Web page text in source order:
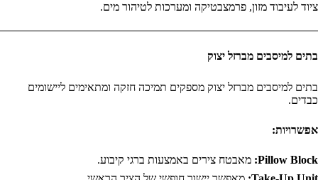
ציוד לעיבוד מזון, פרמצבטיקה ומערכות לטיהור מים.
בתים למיסבים מברזל יצוק
בתים למיסבים מברזל יצוק מספקים תמיכה חזקה ומתאימים ליישומים
כבדים.
אפשרויות:
Pillow Block: מאבטח צירים באמצעות ברגי קיבוע.